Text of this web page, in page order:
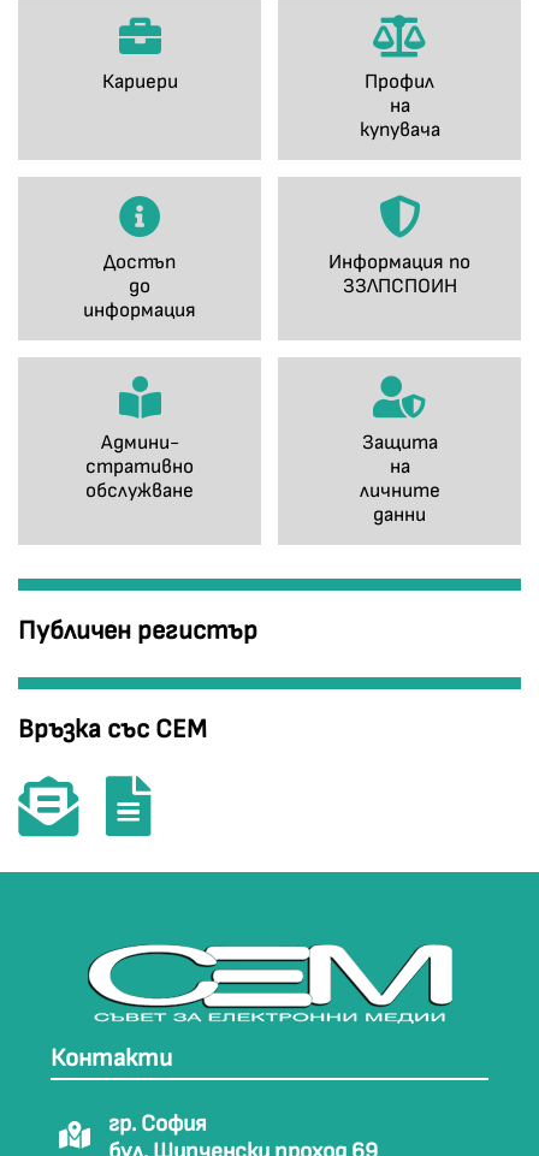
Кариери
Профил
на
купувача
Достъп
до
информация
Информация по
ЗЗЛПСПОИН
Админи-
стративно
обслужване
Защита
на
личните
данни
Публичен регистър
Връзка със СЕМ
Контакти
гр. София